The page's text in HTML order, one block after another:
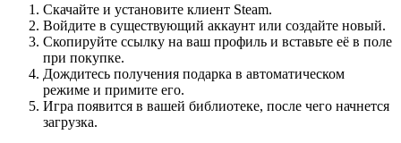
Скачайте и установите клиент Steam.
Войдите в существующий аккаунт или создайте новый.
Скопируйте ссылку на ваш профиль и вставьте её в поле
при покупке.
Дождитесь получения подарка в автоматическом
режиме и примите его.
Игра появится в вашей библиотеке, после чего начнется
загрузка.